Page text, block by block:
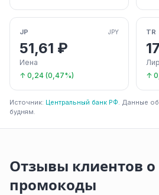
JP JPY
51,61 ₽
Иена
↑ 0,24 (0,47%)
TR
↑
Источник: Центральный банк РФ. Данные
будням.
Отзывы клиентов
промокоды